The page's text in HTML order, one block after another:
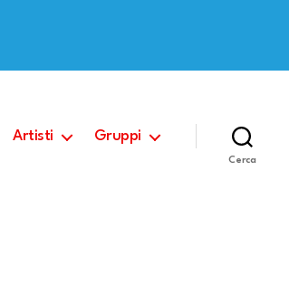
Artisti Gruppi
Cerca